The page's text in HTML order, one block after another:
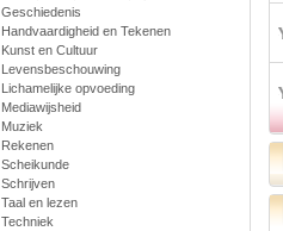
Geschiedenis
Handvaardigheid en Tekenen
Kunst en Cultuur
Levensbeschouwing
Lichamelijke opvoeding
Mediawijsheid
Muziek
Rekenen
Scheikunde
Schrijven
Taal en lezen
Techniek